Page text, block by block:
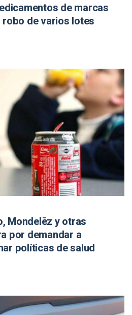
de marcas
de varios lotes
Mondelēz y otras
por demandar a
políticas de salud